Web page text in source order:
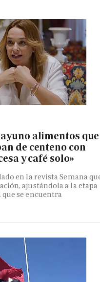
alimentos que
de centeno con
y café solo»
en la revista Semana
ajustándola a la etapa
se encuentra